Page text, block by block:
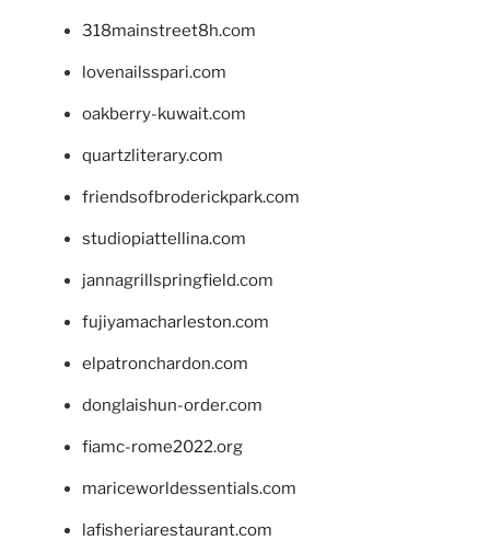
318mainstreet8h.com
lovenailsspari.com
oakberry-kuwait.com
quartzliterary.com
friendsofbroderickpark.com
studiopiattellina.com
jannagrillspringfield.com
fujiyamacharleston.com
elpatronchardon.com
donglaishun-order.com
fiamc-rome2022.org
mariceworldessentials.com
lafisheriarestaurant.com